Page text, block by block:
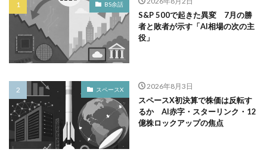
BS余話
S&P 500で起きた異変 7月の勝
者と敗者が示す「AI相場の次の主
役」
スペースX 2026年8月3日
スペースX初決算で株価は反転す
るか AI赤字・スターリンク・12
億株ロックアップの焦点